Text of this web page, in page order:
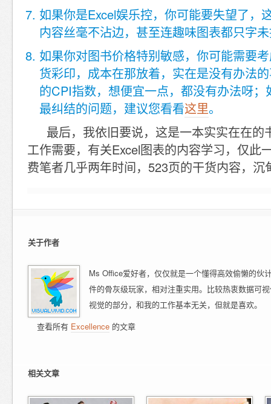
如果你是Excel娱乐控，你可能要失望了，
内容丝毫不沾边，甚至连趣味图表都只字
如果你对图书价格特别敏感，你可能需要
货彩印，成本在那放着，实在是没有办法
的CPI指数，想便宜一点，都没有办法呀；
最纠结的问题，建议您看看这里。
最后，我依旧要说，这是一本实实在在的
工作需要，有关Excel图表的内容学习，仅此
费笔者几乎两年时间，523页的干货内容，沉
关于作者
Ms Office爱好者，仅仅就是一个懂得高效偷懒的伙
件的骨灰级玩家，相对注重实用。比较热衷数据可
视觉的部分，和我的工作基本无关，但就是喜欢。
查看所有 Excellence 的文章
相关文章